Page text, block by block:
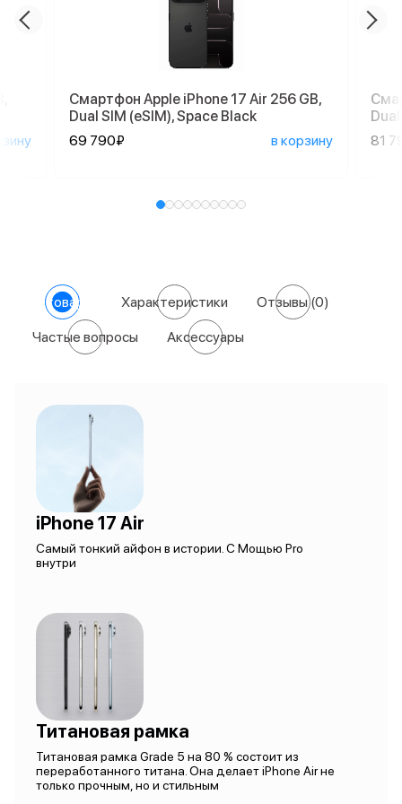
Смартфон Apple iPhone 17 Air 256 GB,
Dual SIM (eSIM), Space Black
69 790₽
в корзину
81
О товаре Характеристики Отзывы(0)
Частые вопросы Аксессуары
iPhone 17 Air
Самый тонкий айфон в истории. С Мощью Pro
внутри
Титановая рамка
Титановая рамка Grade 5 на 80 % состоит из
переработанного титана. Она делает iPhone Air не
только прочным, но и стильным